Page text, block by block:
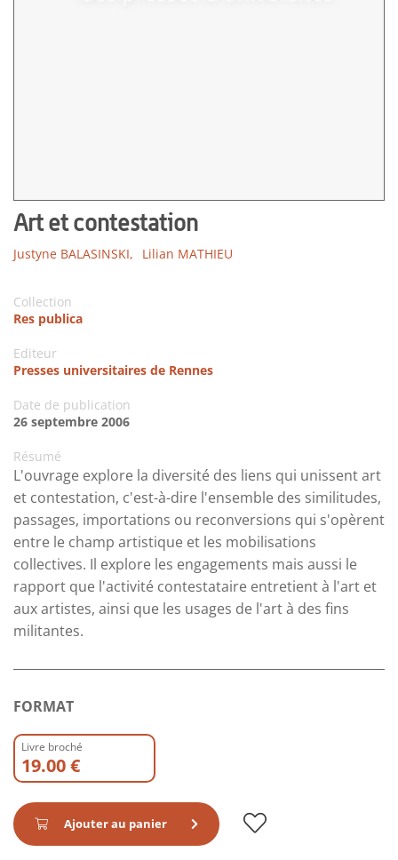
Art et contestation
Justyne BALASINSKI, Lilian MATHIEU
Collection
Res publica
Editeur
Presses universitaires de Rennes
Date de publication
26 septembre 2006
Résumé
L'ouvrage explore la diversité des liens qui unissent art
et contestation, c'est-à-dire l'ensemble des similitudes,
passages, importations ou reconversions qui s'opèrent
entre le champ artistique et les mobilisations
collectives. Il explore les engagements mais aussi le
rapport que l'activité contestataire entretient à l'art et
aux artistes, ainsi que les usages de l'art à des fins
militantes.
FORMAT
Livre broché
19.00 €
Ajouter au panier